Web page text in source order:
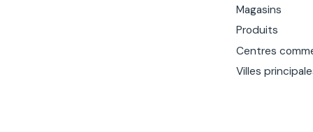
Magasins
Produits
Centres
Villes